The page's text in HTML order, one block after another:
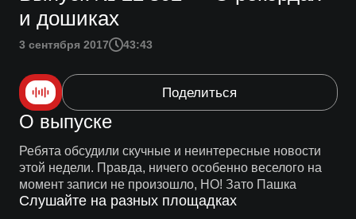
и дошиках
3 сентября 2017 43:43
Поделиться
О выпуске
Ребята обсудили скучные и неинтересные новости
этой недели. Правда, ничего особенно веселого на
момент записи не произошло, НО! Зато Пашка
Слушайте на разных площадках